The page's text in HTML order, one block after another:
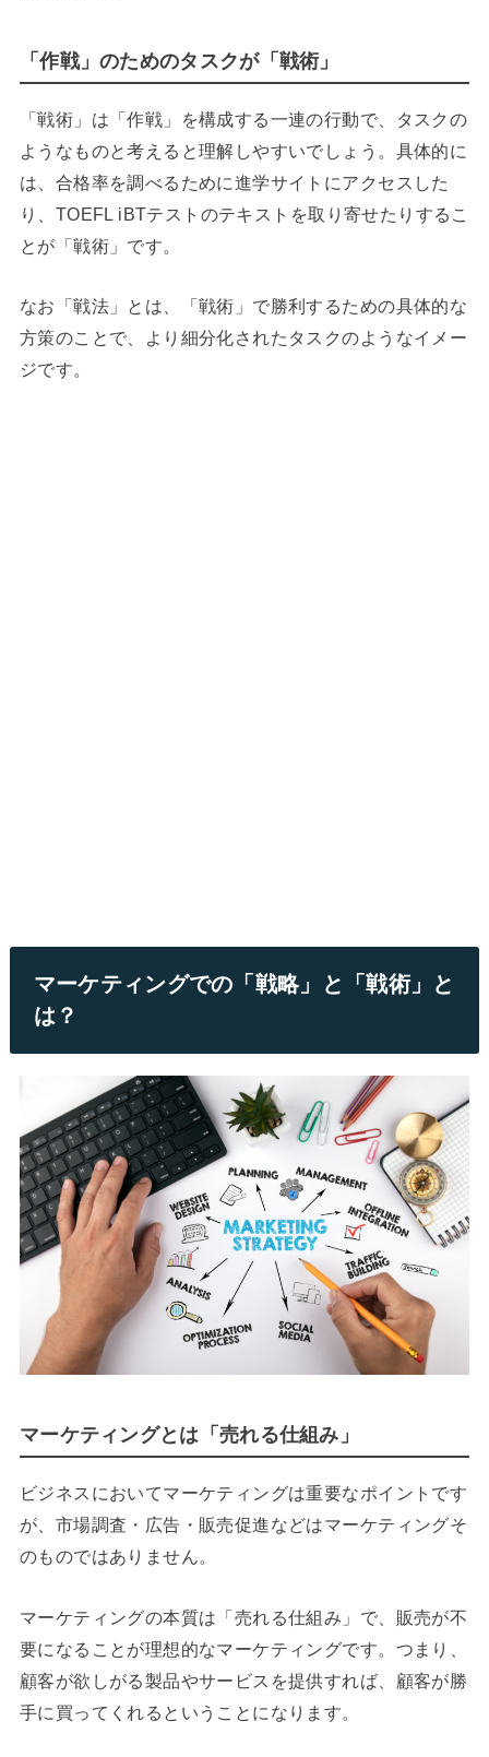
「作戦」のためのタスクが「戦術」
「戦術」は「作戦」を構成する一連の行動で、タスクの
ようなものと考えると理解しやすいでしょう。具体的に
は、合格率を調べるために進学サイトにアクセスした
り、TOEFL iBTテストのテキストを取り寄せたりするこ
とが「戦術」です。
なお「戦法」とは、「戦術」で勝利するための具体的な
方策のことで、より細分化されたタスクのようなイメー
ジです。
マーケティングでの「戦略」と「戦術」と
は？
マーケティングとは「売れる仕組み」
ビジネスにおいてマーケティングは重要なポイントです
が、市場調査・広告・販売促進などはマーケティングそ
のものではありません。
マーケティングの本質は「売れる仕組み」で、販売が不
要になることが理想的なマーケティングです。つまり、
顧客が欲しがる製品やサービスを提供すれば、顧客が勝
手に買ってくれるということになります。